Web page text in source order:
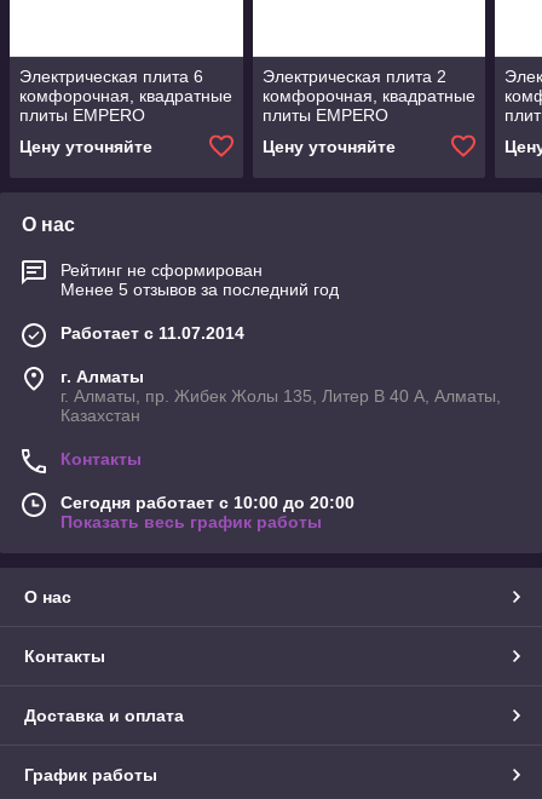
Электрическая плита 6
комфорочная, квадратные
плиты EMPERO
Цену уточняйте
Электрическая плита 2
комфорочная, квадратные
плиты EMPERO
Цену уточняйте
О нас
Рейтинг не сформирован
Менее 5 отзывов за последний год
Работает с 11.07.2014
г. Алматы
г. Алматы, пр. Жибек Жолы 135, Литер В 40 А, Алматы,
Казахстан
Контакты
Сегодня работает с 10:00 до 20:00
Показать весь график работы
О нас
Контакты
Доставка и оплата
График работы